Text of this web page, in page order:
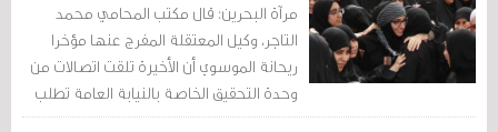
مرآة البحرين: قال مكتب المحامي محمد
التاجر، وكيل المعتقلة المفرج عنها مؤخرا
ريحانة الموسوي أن الأخيرة تلقت اتصالات من
وحدة التحقيق الخاصة بالنيابة العامة تطلب
منها المثول أمام الطبيب الشرعي لإجراء